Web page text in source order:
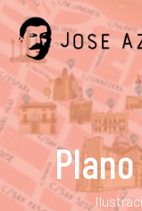
Skip
to
main
content